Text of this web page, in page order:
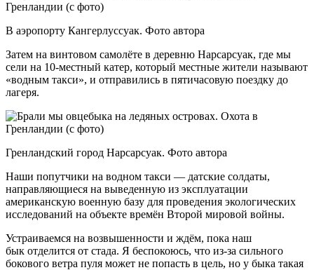
В аэропорту Кангерлуссуак. Фото автора
Затем на винтовом самолёте в деревню Нарсарсуак, где мы
сели на 10-местный катер, который местные жители называют
«водным такси», и отправились в пятичасовую поездку до
лагеря.
Гренландский город Нарсарсуак. Фото автора
Наши попутчики на водном такси — датские солдаты,
направляющиеся на выведенную из эксплуатации
американскую военную базу для проведения экологических
исследований на объекте времён Второй мировой войны.
Устраиваемся на возвышенности и ждём, пока наш
бык отделится от стада. Я беспокоюсь, что из-за сильного
бокового ветра пуля может не попасть в цель, но у быка такая